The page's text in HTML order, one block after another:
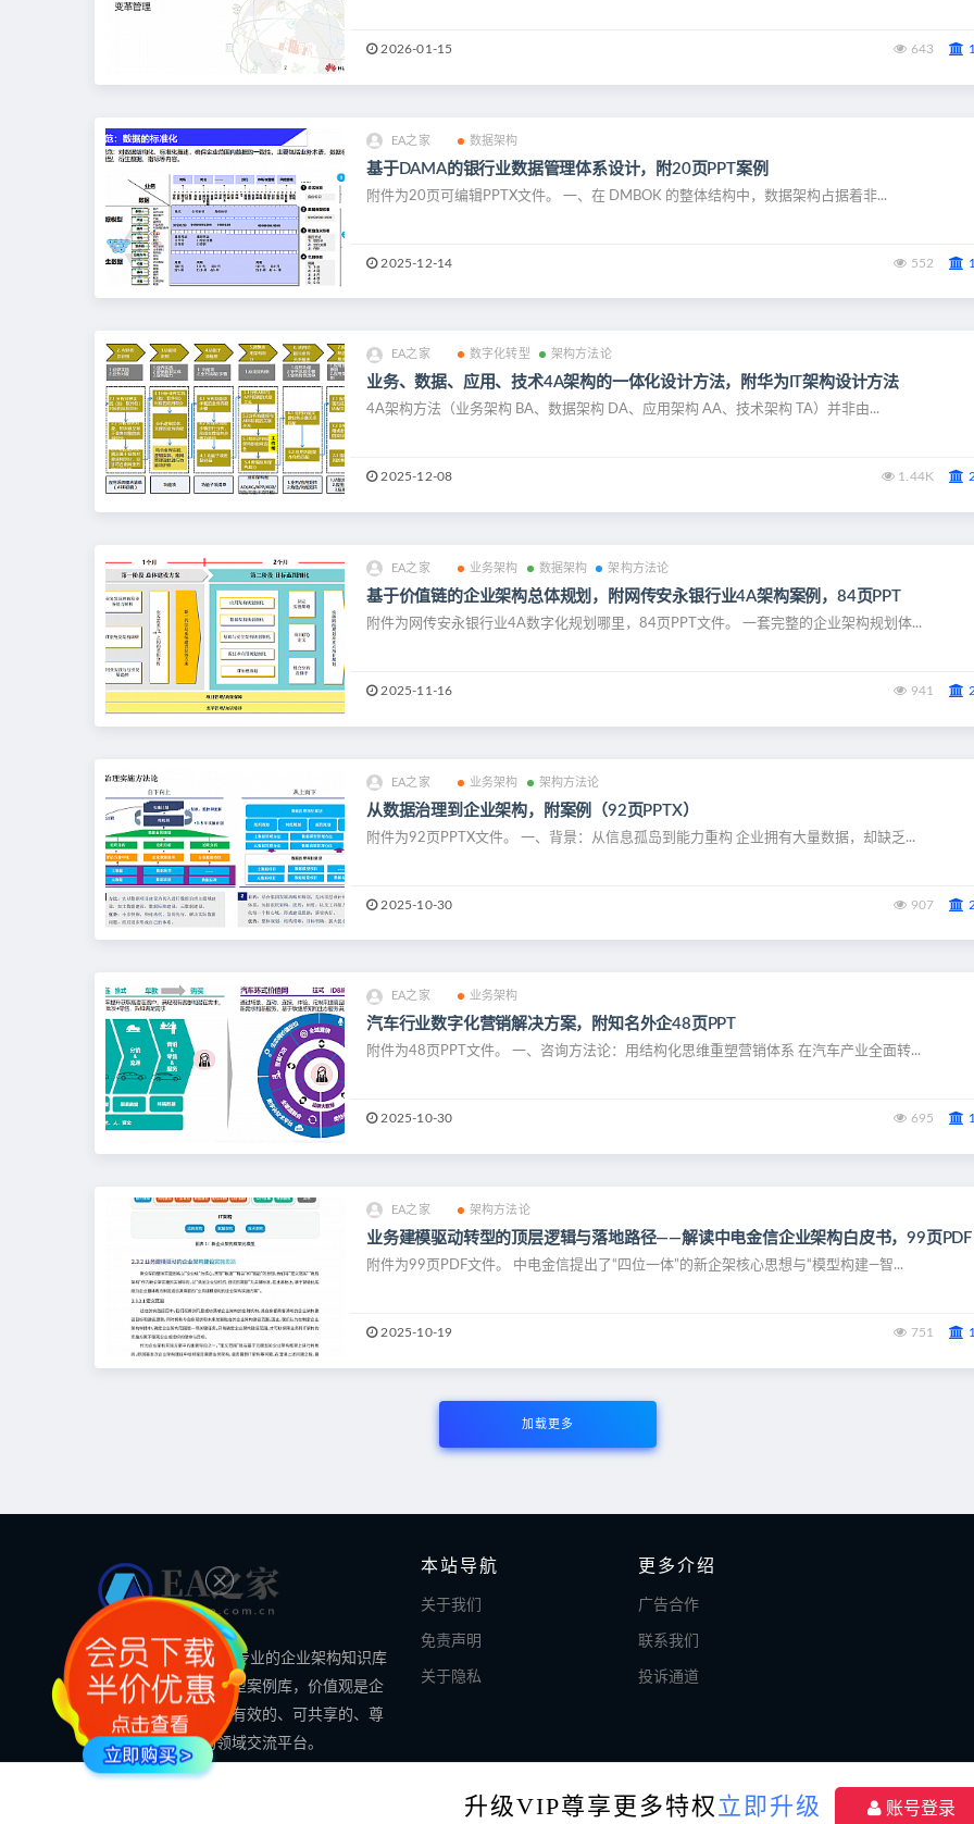
2026-01-15 643
EA之家 数据架构
基于DAMA的银行业数据管理体系设计，附20页PPT案例
附件为20页可编辑PPTX文件。 一、在 DMBOK 的整体结构中，数据架构占据着非...
2025-12-14 552
EA之家 数字化转型 架构方法论
业务、数据、应用、技术4A架构的一体化设计方法，附华为IT架构设计方法
4A架构方法（业务架构 BA、数据架构 DA、应用架构 AA、技术架构 TA）并非由...
2025-12-08 1.44K
EA之家 业务架构 数据架构 架构方法论
基于价值链的企业架构总体规划，附网传安永银行业4A架构案例，84页PPT
附件为网传安永银行业4A数字化规划哪里，84页PPT文件。 一套完整的企业架构规划体...
2025-11-16 941
EA之家 业务架构 架构方法论
从数据治理到企业架构，附案例（92页PPTX）
附件为92页PPTX文件。 一、背景：从信息孤岛到能力重构 企业拥有大量数据，却缺乏...
2025-10-30 907
EA之家 业务架构
汽车行业数字化营销解决方案，附知名外企48页PPT
附件为48页PPT文件。 一、咨询方法论：用结构化思维重塑营销体系 在汽车产业全面转...
2025-10-30 695
EA之家 架构方法论
业务建模驱动转型的顶层逻辑与落地路径——解读中电金信企业架构白皮书，99页PDF
附件为99页PDF文件。 中电金信提出了“四位一体”的新企架核心思想与“模型构建—智...
2025-10-19 751
加载更多
EA之家的使命是做最专业的企业架构知识库
和最全面的数字化转型案例库，价值观是企
业架构领域专业的、有效的、可共享的、尊
重知识的企业架构领域交流平台。
本站导航
关于我们
免责声明
关于隐私
更多介绍
广告合作
联系我们
投诉通道
升级VIP尊享更多特权 立即升级 账号登录